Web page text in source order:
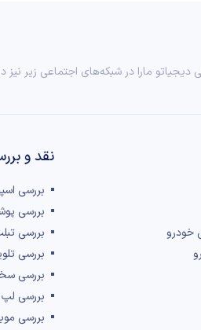
مارا در شبکه‌های اجتماعی زیر
خودرو
نقد و
بررسی
بررسی
بررسی
بررسی
بررسی
بررسی
بررسی